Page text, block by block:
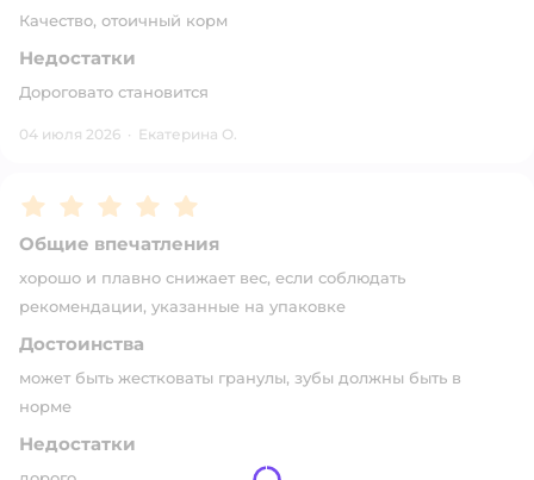
Качество, отоичный корм
Недостатки
Дороговато становится
04 июля 2026 · Екатерина О.
Рейтинг:5
Общие впечатления
хорошо и плавно снижает вес, если соблюдать
рекомендации, указанные на упаковке
Достоинства
может быть жестковаты гранулы, зубы должны быть в
норме
Недостатки